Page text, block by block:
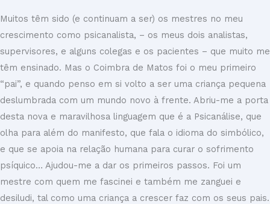
Muitos têm sido (e continuam a ser) os mestres no meu
crescimento como psicanalista, – os meus dois analistas,
supervisores, e alguns colegas e os pacientes – que muito me
têm ensinado. Mas o Coimbra de Matos foi o meu primeiro
“pai”, e quando penso em si volto a ser uma criança pequena
deslumbrada com um mundo novo à frente. Abriu-me a porta
desta nova e maravilhosa linguagem que é a Psicanálise, que
olha para além do manifesto, que fala o idioma do simbólico,
e que se apoia na relação humana para curar o sofrimento
psíquico… Ajudou-me a dar os primeiros passos. Foi um
mestre com quem me fascinei e também me zanguei e
desiludi, tal como uma criança a crescer faz com os seus pais.